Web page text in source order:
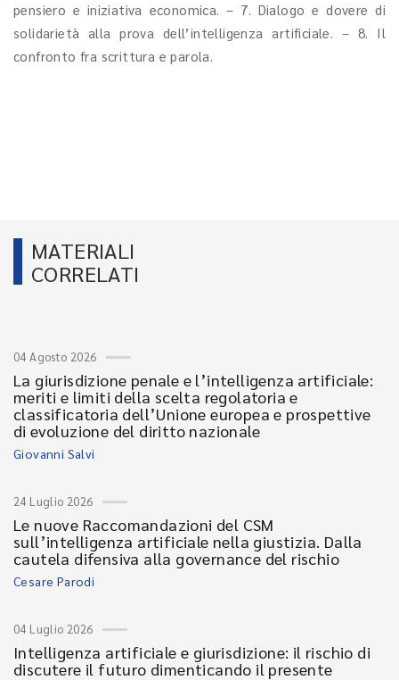
pensiero e iniziativa economica. – 7. Dialogo e dovere di
solidarietà alla prova dell’intelligenza artificiale. – 8. Il
confronto fra scrittura e parola.
MATERIALI
CORRELATI
04 Agosto 2026
La giurisdizione penale e l’intelligenza artificiale:
meriti e limiti della scelta regolatoria e
classificatoria dell’Unione europea e prospettive
di evoluzione del diritto nazionale
Giovanni Salvi
24 Luglio 2026
Le nuove Raccomandazioni del CSM
sull’intelligenza artificiale nella giustizia. Dalla
cautela difensiva alla governance del rischio
Cesare Parodi
04 Luglio 2026
Intelligenza artificiale e giurisdizione: il rischio di
discutere il futuro dimenticando il presente